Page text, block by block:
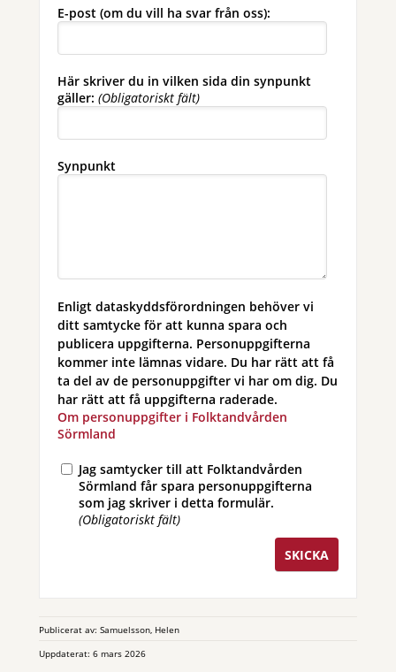
E-post (om du vill ha svar från oss):
Här skriver du in vilken sida din synpunkt
gäller: (Obligatoriskt fält)
Synpunkt
Enligt dataskyddsförordningen behöver vi
ditt samtycke för att kunna spara och
publicera uppgifterna. Personuppgifterna
kommer inte lämnas vidare. Du har rätt att få
ta del av de personuppgifter vi har om dig. Du
har rätt att få uppgifterna raderade.
Om personuppgifter i Folktandvården
Sörmland
Jag samtycker till att Folktandvården
Sörmland får spara personuppgifterna
som jag skriver i detta formulär.
(Obligatoriskt fält)
Publicerat av: Samuelsson, Helen
Uppdaterat: 6 mars 2026